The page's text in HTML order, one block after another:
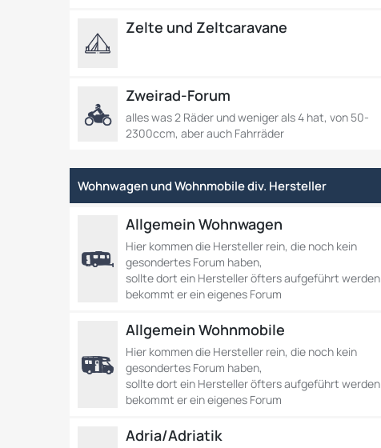
Zelte und Zeltcaravane
Zweirad-Forum
alles was 2 Räder und weniger als 4 hat, von 50-
2300ccm, aber auch Fahrräder
Wohnwagen und Wohnmobile div. Hersteller
Allgemein Wohnwagen
Hier kommen die Hersteller rein, die noch kein
gesondertes Forum haben,
sollte dort ein Hersteller öfters aufgeführt werden
bekommt er ein eigenes Forum
Allgemein Wohnmobile
Hier kommen die Hersteller rein, die noch kein
gesondertes Forum haben,
sollte dort ein Hersteller öfters aufgeführt werden
bekommt er ein eigenes Forum
Adria/Adriatik